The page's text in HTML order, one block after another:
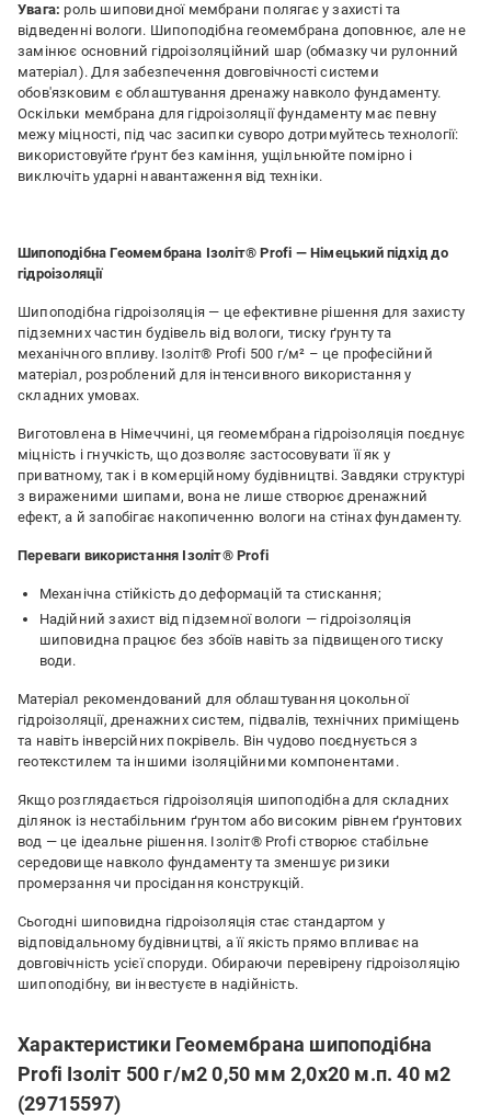
Увага: роль шиповидної мембрани полягає у захисті та
відведенні вологи. Шипоподібна геомембрана доповнює, але не
замінює основний гідроізоляційний шар (обмазку чи рулонний
матеріал). Для забезпечення довговічності системи
обов'язковим є облаштування дренажу навколо фундаменту.
Оскільки мембрана для гідроізоляції фундаменту має певну
межу міцності, під час засипки суворо дотримуйтесь технології:
використовуйте ґрунт без каміння, ущільнюйте помірно і
виключіть ударні навантаження від техніки.
Шипоподібна Геомембрана Ізоліт® Profi — Німецький підхід до
гідроізоляції
Шипоподібна гідроізоляція — це ефективне рішення для захисту
підземних частин будівель від вологи, тиску ґрунту та
механічного впливу. Ізоліт® Profi 500 г/м² – це професійний
матеріал, розроблений для інтенсивного використання у
складних умовах.
Виготовлена в Німеччині, ця геомембрана гідроізоляція поєднує
міцність і гнучкість, що дозволяє застосовувати її як у
приватному, так і в комерційному будівництві. Завдяки структурі
з вираженими шипами, вона не лише створює дренажний
ефект, а й запобігає накопиченню вологи на стінах фундаменту.
Переваги використання Ізоліт® Profi
Механічна стійкість до деформацій та стискання;
Надійний захист від підземної вологи — гідроізоляція
шиповидна працює без збоїв навіть за підвищеного тиску
води.
Матеріал рекомендований для облаштування цокольної
гідроізоляції, дренажних систем, підвалів, технічних приміщень
та навіть інверсійних покрівель. Він чудово поєднується з
геотекстилем та іншими ізоляційними компонентами.
Якщо розглядається гідроізоляція шипоподібна для складних
ділянок із нестабільним ґрунтом або високим рівнем ґрунтових
вод — це ідеальне рішення. Ізоліт® Profi створює стабільне
середовище навколо фундаменту та зменшує ризики
промерзання чи просідання конструкцій.
Сьогодні шиповидна гідроізоляція стає стандартом у
відповідальному будівництві, а її якість прямо впливає на
довговічність усієї споруди. Обираючи перевірену гідроізоляцію
шипоподібну, ви інвестуєте в надійність.
Характеристики Геомембрана шипоподібна
Profi Ізоліт 500 г/м2 0,50 мм 2,0х20 м.п. 40 м2
(29715597)